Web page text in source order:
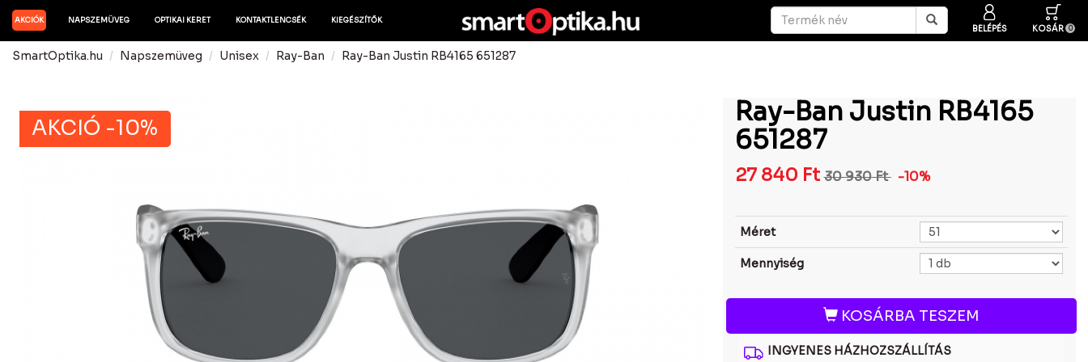
AKCIÓK NAPSZEMÜVEG OPTIKAI KERET KONTAKTLENCSÉK KIEGÉSZÍTŐK
BELÉPÉS KOSÁR 0
SmartOptika.hu Napszemüveg Unisex Ray-Ban Ray-Ban Justin RB4165 651287
AKCIÓ -10%
Ray-Ban Justin RB4165
651287
27 840 Ft30 930Ft -10%
Méret
Mennyiség
KOSÁRBA TESZEM
INGYENES HÁZHOZSZÁLLÍTÁS